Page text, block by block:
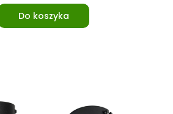
Do koszyka